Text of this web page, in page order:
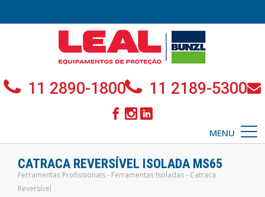
11 2890-1800 11 2189-5300
MENU
CATRACA REVERSÍVEL ISOLADA MS65
Ferramentas Profissionais - Ferramentas Isoladas - Catraca
Reversível